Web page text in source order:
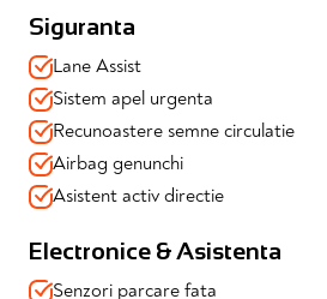
✔️Slippery Road Alert and Hazard
✔️Limitare viteză
✔️Sistem avertizare coliziune frontală
✔️Lane Keeping Aid - Asistent la
✔️Asistent la coborârea în pantă
✔️Senzor de ploaie
✔️Senzori de parcare față/spate, Gen
✔️Camera marsarier
✔️Airbag genunchi
✔️Monitorizarea presiunii in pneuri
Siguranta
Lane Assist
Sistem apel urgenta
Recunoastere semne circulatie
Airbag genunchi
Asistent activ directie
Electronice & Asistenta
Senzori parcare fata